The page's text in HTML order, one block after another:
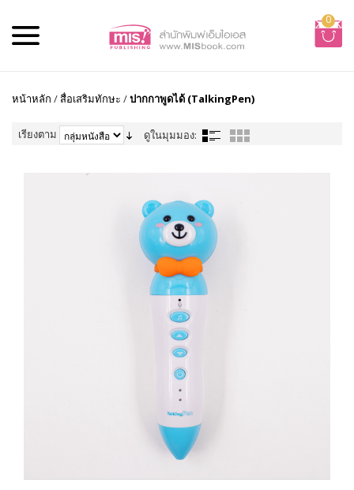
0
หน้าหลัก /สื่อเสริมทักษะ /ปากกาพูดได้ (TalkingPen)
เรียงตาม ดูในมุมมอง: